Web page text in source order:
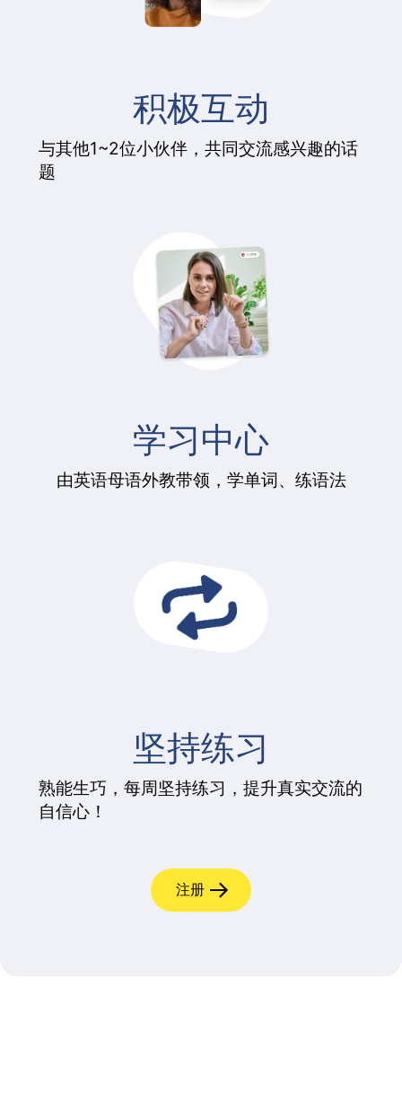
积极互动
与其他1~2位小伙伴，共同交流感兴趣的话
题
学习中心
由英语母语外教带领，学单词、练语法
坚持练习
熟能生巧，每周坚持练习，提升真实交流的
自信心！
注册